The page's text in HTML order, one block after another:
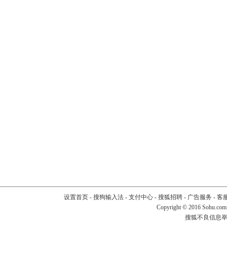
设置首页- 搜狗输入法- 支付中心- 搜狐招聘- 广告服务 - 客
Copyright © 2016
搜狐不良信息